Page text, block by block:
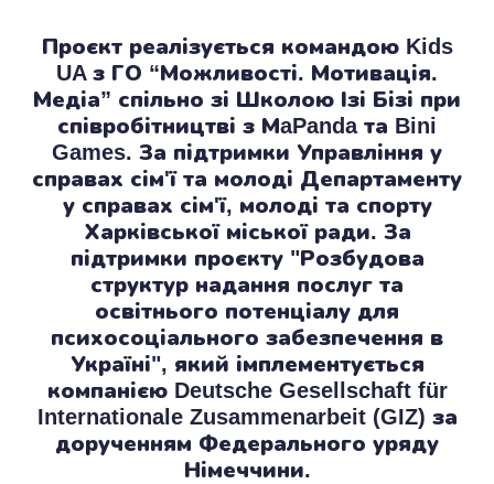
Проєкт реалізується командою Kids
UA з ГО “Можливості. Мотивація.
Медіа” спільно зі Школою Ізі Бізі при
співробітництві з МaPanda та Bini
Games. За підтримки Управління у
справах сім'ї та молоді Департаменту
у справах сім'ї, молоді та спорту
Харківської міської ради. За
підтримки проєкту "Розбудова
структур надання послуг та
освітнього потенціалу для
психосоціального забезпечення в
Україні", який імплементується
компанією Deutsche Gesellschaft für
Internationale Zusammenarbeit (GIZ) за
дорученням Федерального уряду
Німеччини.